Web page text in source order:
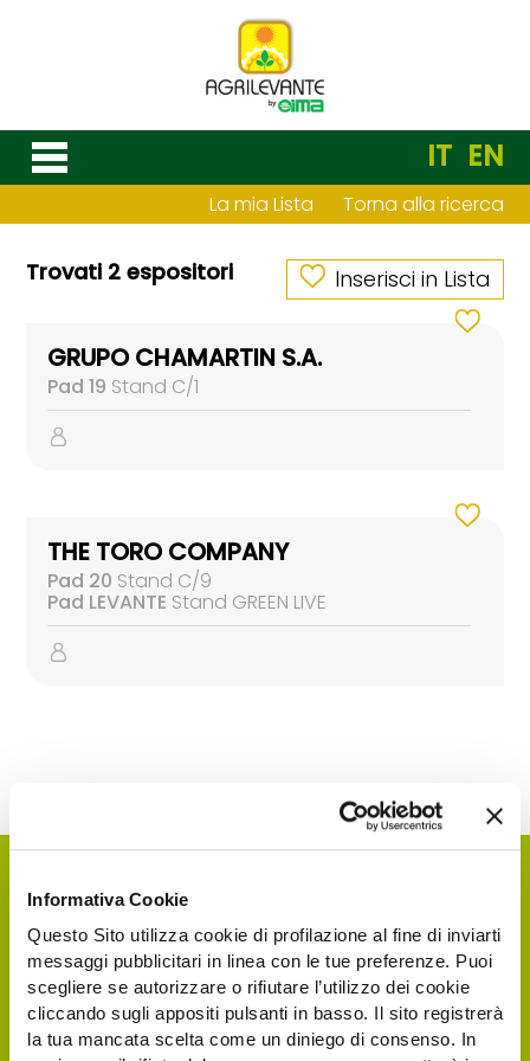
Informativa Cookie
Questo Sito utilizza cookie di profilazione al fine di inviarti
messaggi pubblicitari in linea con le tue preferenze. Puoi
scegliere se autorizzare o rifiutare l’utilizzo dei cookie
cliccando sugli appositi pulsanti in basso. Il sito registrerà
la tua mancata scelta come un diniego di consenso. In
IT EN
La mia Lista Torna alla ricerca
Trovati 2 espositori Inserisci in Lista
GRUPO CHAMARTIN S.A.
Pad 19 Stand C/1
THE TORO COMPANY
Pad 20 Stand C/9
Pad LEVANTE Stand GREEN LIVE